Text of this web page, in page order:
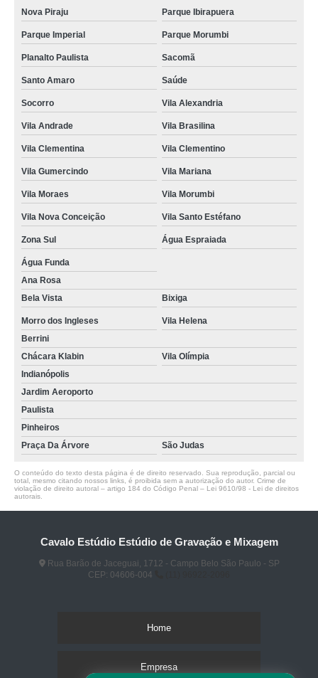
Nova Piraju Parque Ibirapuera
Parque Imperial Parque Morumbi
Planalto Paulista Sacomã
Santo Amaro Saúde
Socorro Vila Alexandria
Vila Andrade Vila Brasilina
Vila Clementina Vila Clementino
Vila Gumercindo Vila Mariana
Vila Moraes Vila Morumbi
Vila Nova Conceição Vila Santo Estéfano
Zona Sul Água Espraiada
Água Funda
Ana Rosa
Bela Vista
Bixiga
Morro dos Ingleses
Vila Helena
Berrini
Chácara Klabin
Vila Olímpia
Indianópolis
Jardim Aeroporto
Paulista
Pinheiros
Praça Da Árvore
São Judas
O conteúdo do texto desta página é de direito reservado. Sua reprodução, parcial ou
total, mesmo citando nossos links, é proibida sem a autorização do autor. Crime de
violação de direito autoral – artigo 184 do Código Penal – Lei 9610/98 - Lei de direitos
autorais
Cavalo Estúdio Estúdio de Gravação e Mixagem
Rua Barão de Jaceguai, 1712 - Campo Belo São Paulo - SP
CEP: 04606-004
Home
Empresa